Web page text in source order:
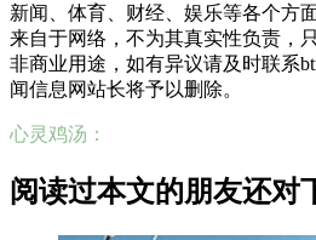
新闻、体育、财经、娱乐等各个方
来自于网络，不为其真实性负责，
非商业用途，如有异议请及时联系
闻信息网站长将予以删除。
心灵鸡汤：
阅读过本文的朋友还对